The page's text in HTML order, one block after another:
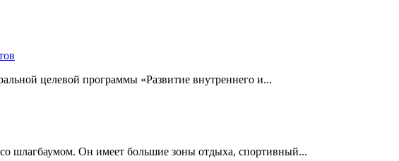
целевой программы «Развитие внутреннего и...
шлагбаумом. Он имеет большие зоны отдыха, спортивный...